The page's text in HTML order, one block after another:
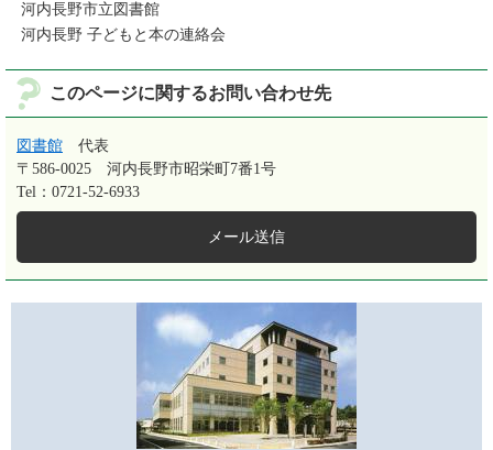
河内長野市立図書館
河内長野 子どもと本の連絡会
このページに関するお問い合わせ先
図書館
代表
〒586-0025
河内長野市昭栄町7番1号
Tel：0721-52-6933
メール送信